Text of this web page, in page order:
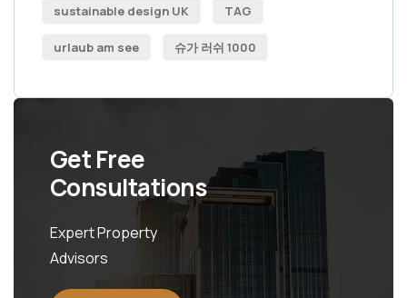
sustainable design UK TAG
urlaub am see 슈가 러쉬 1000
Get Free
Consultations
Expert Property
Advisors